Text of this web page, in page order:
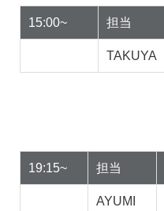
15:00~ 担当
TAKUYA
19:15~ 担当
AYUMI